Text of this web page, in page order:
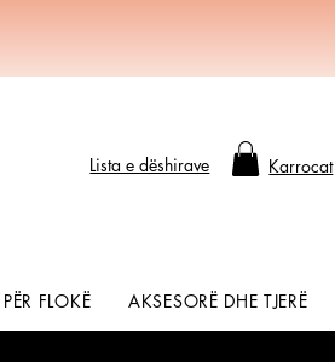
Lista e dëshirave Karrocat
FLOKË AKSESORË DHE TJERË